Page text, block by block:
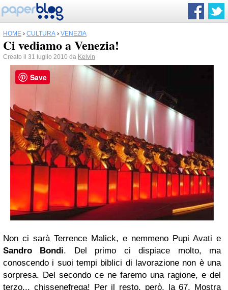
HOME › CULTURA › VENEZIA
Ci vediamo a Venezia!
Creato il 31 luglio 2010 da Kelvin
Non ci sarà Terrence Malick, e nemmeno Pupi Avati e
Sandro Bondi. Del primo ci dispiace molto, ma
conoscendo i suoi tempi biblici di lavorazione non è una
sorpresa. Del secondo ce ne faremo una ragione, e del
terzo... chissenefrega! Per il resto, però, la 67. Mostra
Save